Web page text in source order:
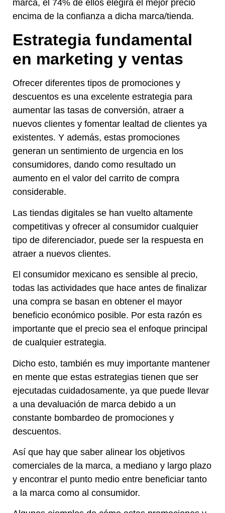
marca, el 74% de ellos elegirá el mejor precio
encima de la confianza a dicha marca/tienda.
Estrategia fundamental
en marketing y ventas
Ofrecer diferentes tipos de promociones y
descuentos es una excelente estrategia para
aumentar las tasas de conversión, atraer a
nuevos clientes y fomentar lealtad de clientes ya
existentes. Y además, estas promociones
generan un sentimiento de urgencia en los
consumidores, dando como resultado un
aumento en el valor del carrito de compra
considerable.
Las tiendas digitales se han vuelto altamente
competitivas y ofrecer al consumidor cualquier
tipo de diferenciador, puede ser la respuesta en
atraer a nuevos clientes.
El consumidor mexicano es sensible al precio,
todas las actividades que hace antes de finalizar
una compra se basan en obtener el mayor
beneficio económico posible. Por esta razón es
importante que el precio sea el enfoque principal
de cualquier estrategia.
Dicho esto, también es muy importante mantener
en mente que estas estrategias tienen que ser
ejecutadas cuidadosamente, ya que puede llevar
a una devaluación de marca debido a un
constante bombardeo de promociones y
descuentos.
Así que hay que saber alinear los objetivos
comerciales de la marca, a mediano y largo plazo
y encontrar el punto medio entre beneficiar tanto
a la marca como al consumidor.